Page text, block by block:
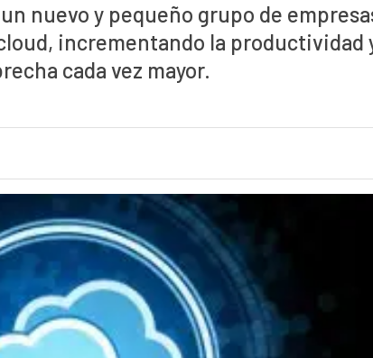
nuevo y pequeño grupo de
incrementando la productividad
cada vez mayor.